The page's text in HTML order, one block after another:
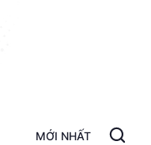
MỚI NHẤT